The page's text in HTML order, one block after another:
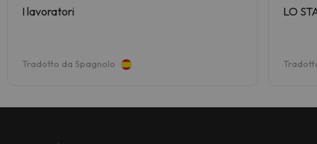
I lavoratori
Tradotto da Spagnolo
LO